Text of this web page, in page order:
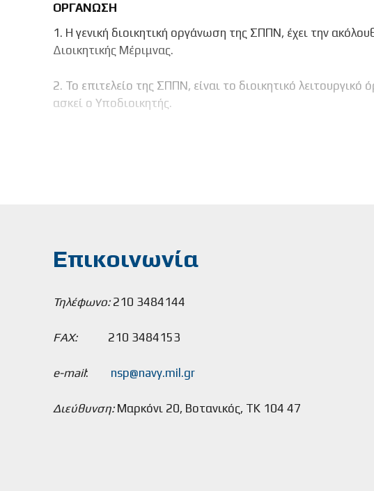
ΟΡΓΑΝΩΣΗ
1. Η γενική διοικητική οργάνωση της ΣΠΠΝ, έχει την
Διοικητικής Μέριμνας.
2. Το επιτελείο της ΣΠΠΝ, είναι το διοικητικό
ασκεί ο Υποδιοικητής.
Επικοινωνία
Τηλέφωνο: 210 3484144
FAX:210 3484153
e-mail: nsp@navy.mil.gr
Διεύθυνση: Μαρκόνι 20, Βοτανικός, ΤΚ 104 47